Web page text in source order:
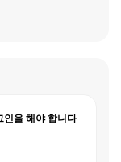
인을 해야 합니다